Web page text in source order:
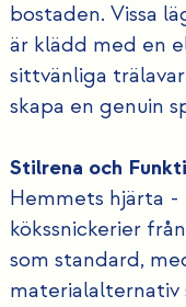
bostaden. Vissa
är klädd med en
sittvänliga
skapa en genuin
Stilrena och
Hemmets hjärta -
kökssnickerier
som standard,
materialalternativ